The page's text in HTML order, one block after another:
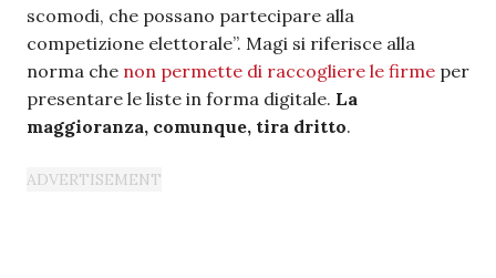
scomodi, che possano partecipare alla
competizione elettorale”. Magi si riferisce alla
norma che non permette di raccogliere le firme per
presentare le liste in forma digitale. La
maggioranza, comunque, tira dritto.